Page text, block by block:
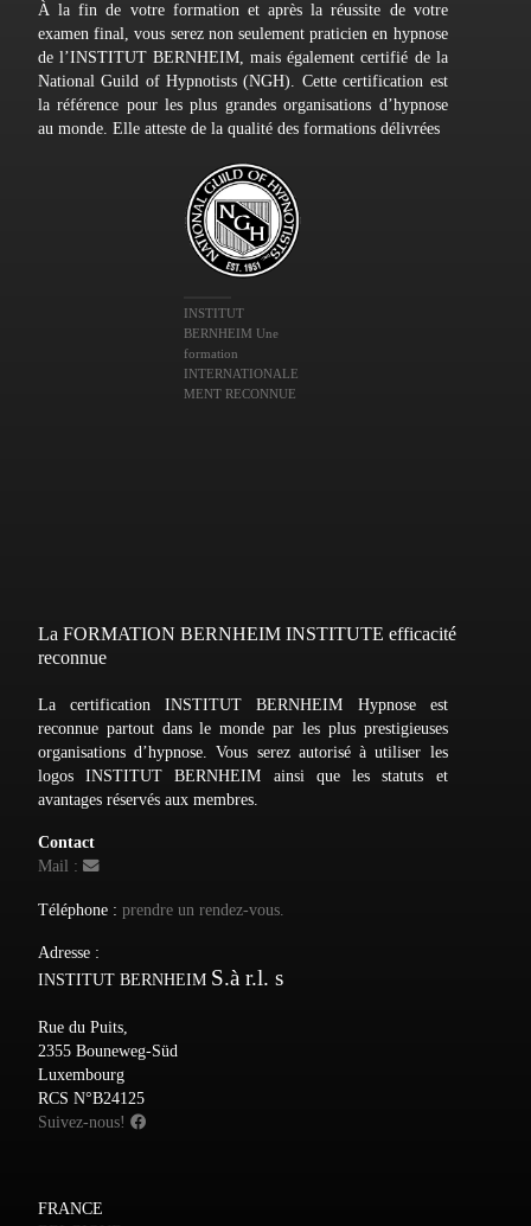
À la fin de votre formation et après la réussite de votre
examen final, vous serez non seulement praticien en hypnose
de l’INSTITUT BERNHEIM, mais également certifié de la
National Guild of Hypnotists (NGH). Cette certification est
la référence pour les plus grandes organisations d’hypnose
au monde. Elle atteste de la qualité des formations délivrées
INSTITUT
BERNHEIM Une
formation
INTERNATIONALE
MENT RECONNUE
La FORMATION BERNHEIM INSTITUTE efficacité
reconnue
La certification INSTITUT BERNHEIM Hypnose est
reconnue partout dans le monde par les plus prestigieuses
organisations d’hypnose. Vous serez autorisé à utiliser les
logos INSTITUT BERNHEIM ainsi que les statuts et
avantages réservés aux membres.
Contact
Mail :
Téléphone : prendre un rendez-vous.
Adresse :
INSTITUT BERNHEIM S.à r.l. s
Rue du Puits,
2355 Bouneweg-Süd
Luxembourg
RCS N°B24125
Suivez-nous!
FRANCE